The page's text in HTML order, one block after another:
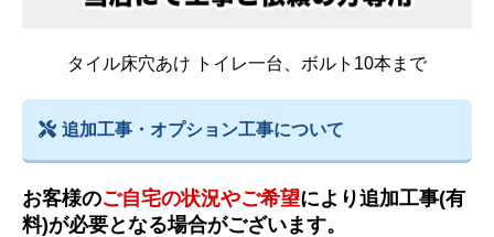
タイル床穴あけ トイレ一台、ボルト10本まで
追加工事・オプション工事について
お客様のご自宅の状況やご希望により追加工事(有
料)が必要となる場合がございます。